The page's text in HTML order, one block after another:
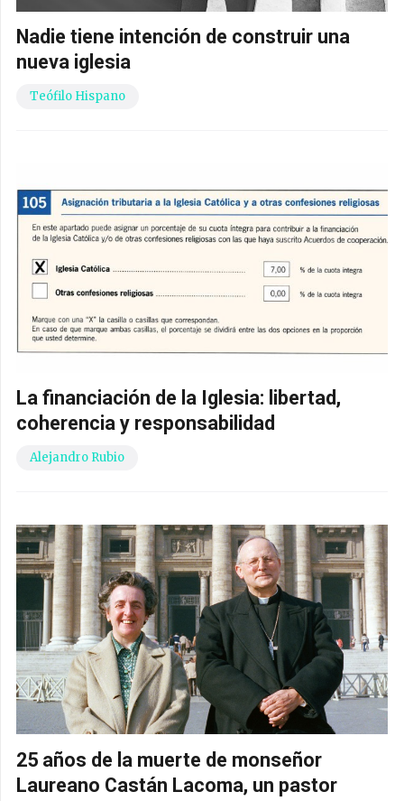
Nadie tiene intención de construir una
nueva iglesia
Teófilo Hispano
La financiación de la Iglesia: libertad,
coherencia y responsabilidad
Alejandro Rubio
25 años de la muerte de monseñor
Laureano Castán Lacoma, un pastor